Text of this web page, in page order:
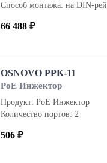
Способ монтажа: на DIN-
66 488 ₽
OSNOVO PPK-11
PoE Инжектор
Продукт: PoE Инжектор
Количество портов: 2
506 ₽